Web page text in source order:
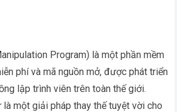
Program) là một phần mềm
phí và mã nguồn mở, được phát triển
lập trình viên trên toàn thế giới.
một giải pháp thay thế tuyệt vời cho